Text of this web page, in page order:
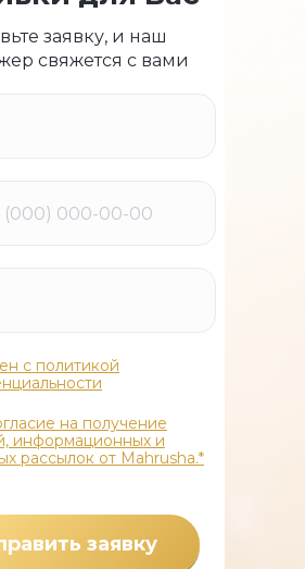
с политикой
на получение
информационных и
рассылок от Mahrusha.*
заявку, и наш
свяжется с вами
заявку